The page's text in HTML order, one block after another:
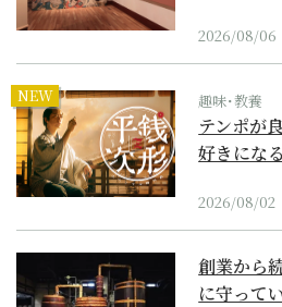
2026/08/06
NEW 趣味･教養
テンポが
好きにな
2026/08/02
創業から
に守って